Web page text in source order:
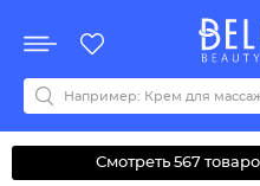
Все бренды
0-9ABCDEFGHIJKLMNOPQRS
Смотреть 567